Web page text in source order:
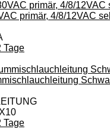
primär, 4/8/12VAC
Tage
Tage